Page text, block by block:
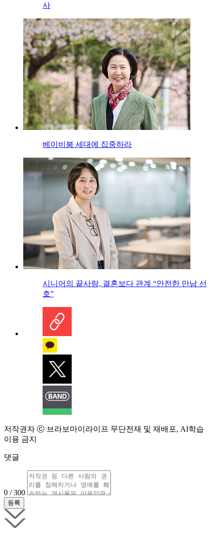
사
베이비붐 세대에 집중하라
시니어의 끝사랑, 결혼보다 관계 “안전한 만남 선
호”
저작권자 ⓒ 브라보마이라이프 무단전재 및 재배포, AI학습
이용 금지
댓글
0 / 300